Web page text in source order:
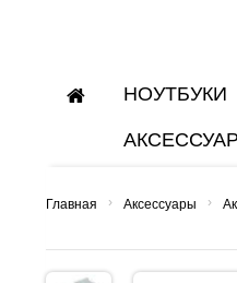
НОУТБУКИ
Главная › Аксессуары ›